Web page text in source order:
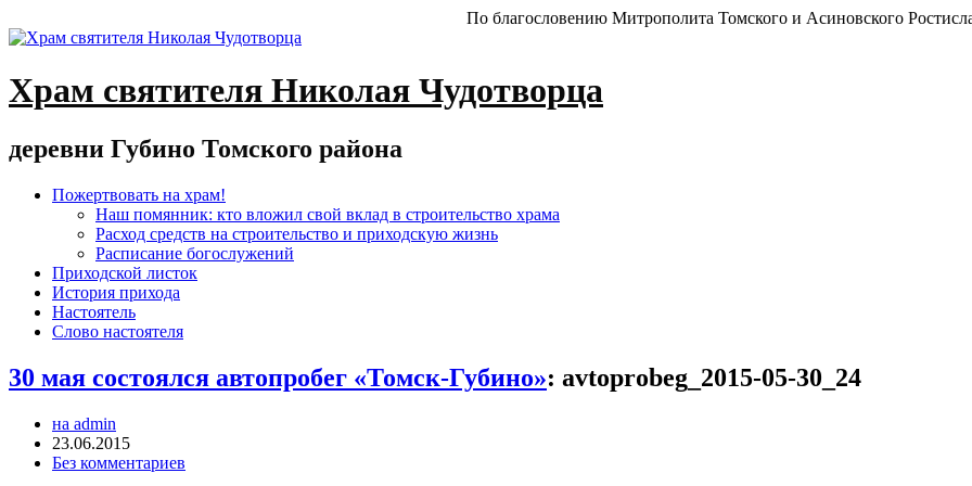
По благословению Митрополита Томского и Асиновского
Храм святителя Николая Чудотворца
деревни Губино Томского района
Пожертвовать на храм!
Наш помянник: кто вложил свой вклад в строительство храма
Расход средств на строительство и приходскую жизнь
Расписание богослужений
Приходской листок
История прихода
Настоятель
Слово настоятеля
30 мая состоялся автопробег «Томск-Губино»: avtoprobeg_2015-05-30_24
на admin
23.06.2015
Без комментариев